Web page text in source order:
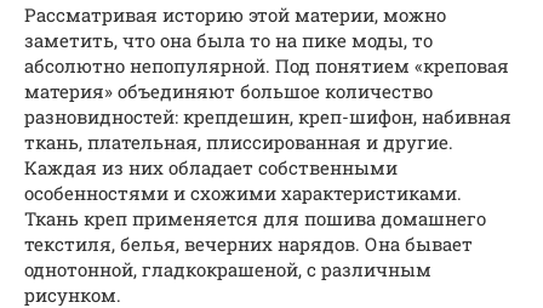
Рассматривая историю этой материи, можно
заметить, что она была то на пике моды, то
абсолютно непопулярной. Под понятием «креповая
материя» объединяют большое количество
разновидностей: крепдешин, креп-шифон, набивная
ткань, плательная, плиссированная и другие.
Каждая из них обладает собственными
особенностями и схожими характеристиками.
Ткань креп применяется для пошива домашнего
текстиля, белья, вечерних нарядов. Она бывает
однотонной, гладкокрашеной, с различным
рисунком.